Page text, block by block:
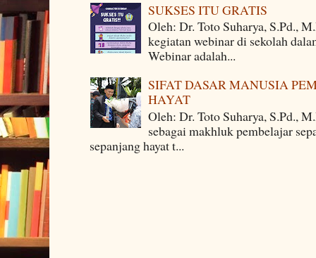
SUKSES ITU GRATIS
Oleh: Dr. Toto Suharya, S.Pd.,
kegiatan webinar di sekolah
Webinar adalah...
SIFAT DASAR MANUSIA
HAYAT
Oleh: Dr. Toto Suharya, S.Pd.,
sebagai makhluk pembelajar
sepanjang hayat t...